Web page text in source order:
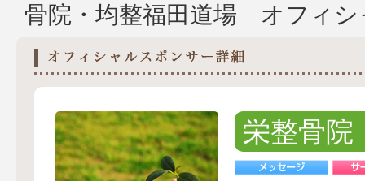
骨院・均整福田道場 オフィシ
栄整骨院